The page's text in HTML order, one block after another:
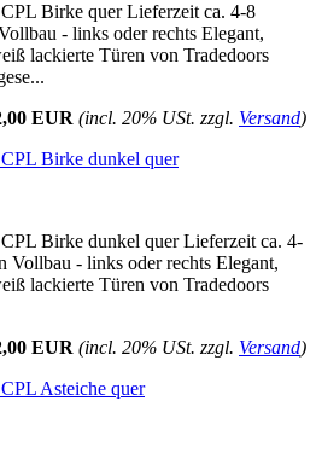
Birke quer Lieferzeit ca. 4-8
- links oder rechts Elegant,
lackierte Türen von Tradedoors
EUR (incl. 20% USt. zzgl. Versand)
Birke dunkel quer
Birke dunkel quer Lieferzeit ca. 4-
Vollbau - links oder rechts Elegant,
lackierte Türen von Tradedoors
EUR (incl. 20% USt. zzgl. Versand)
Asteiche quer